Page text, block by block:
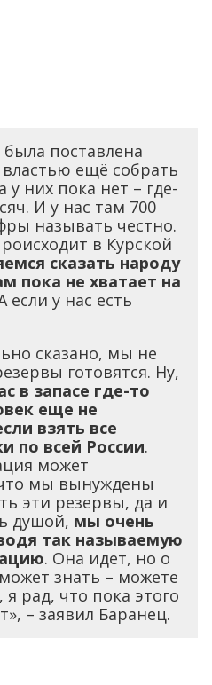
поставлена
ещё собрать
них пока нет – где-
И у нас там 700
называть честно.
в Курской
сказать народу
пока не хватает на
если у нас есть
сказано, мы не
готовятся. Ну,
в запасе где-то
еще не
взять все
по всей России.
может
мы вынуждены
эти резервы, да и
душой, мы очень
так называемую
. Она идет, но о
знать – можете
рад, что пока этого
– заявил Баранец.